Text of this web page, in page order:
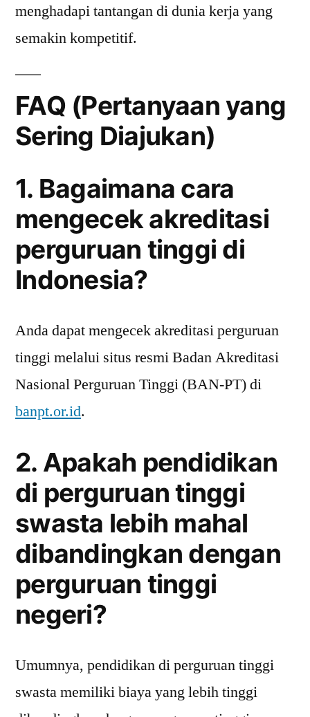
menghadapi tantangan di dunia kerja yang
semakin kompetitif.
FAQ (Pertanyaan yang
Sering Diajukan)
1. Bagaimana cara
mengecek akreditasi
perguruan tinggi di
Indonesia?
Anda dapat mengecek akreditasi perguruan
tinggi melalui situs resmi Badan Akreditasi
Nasional Perguruan Tinggi (BAN-PT) di
banpt.or.id.
2. Apakah pendidikan
di perguruan tinggi
swasta lebih mahal
dibandingkan dengan
perguruan tinggi
negeri?
Umumnya, pendidikan di perguruan tinggi
swasta memiliki biaya yang lebih tinggi